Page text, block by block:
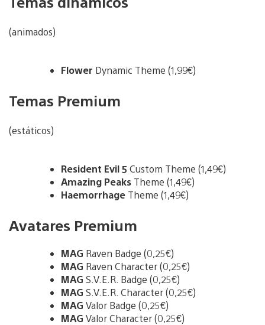
(animados)
Flower Dynamic Theme (1,99€)
Temas Premium
(estáticos)
Resident Evil 5 Custom Theme (1,49€)
Amazing Peaks Theme (1,49€)
Haemorrhage Theme (1,49€)
Avatares Premium
MAG Raven Badge (0,25€)
MAG Raven Character (0,25€)
MAG S.V.E.R. Badge (0,25€)
MAG S.V.E.R. Character (0,25€)
MAG Valor Badge (0,25€)
MAG Valor Character (0,25€)